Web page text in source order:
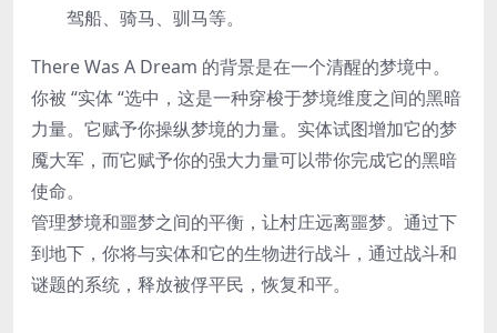
驾船、骑马、驯马等。
There Was A Dream 的背景是在一个清醒的梦境中。
你被 “实体 “选中，这是一种穿梭于梦境维度之间的黑暗
力量。它赋予你操纵梦境的力量。实体试图增加它的梦
魇大军，而它赋予你的强大力量可以带你完成它的黑暗
使命。
管理梦境和噩梦之间的平衡，让村庄远离噩梦。通过下
到地下，你将与实体和它的生物进行战斗，通过战斗和
谜题的系统，释放被俘平民，恢复和平。